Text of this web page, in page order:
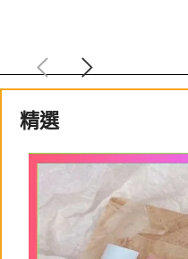
精選